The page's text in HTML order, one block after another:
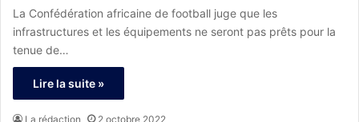
La Confédération africaine de football juge que les
infrastructures et les équipements ne seront pas prêts pour la
tenue de…
Lire la suite »
La rédaction 2 octobre 2022